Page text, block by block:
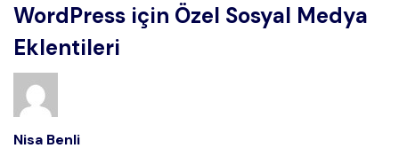
WordPress için Özel Sosyal Medya
Eklentileri
Nisa Benli